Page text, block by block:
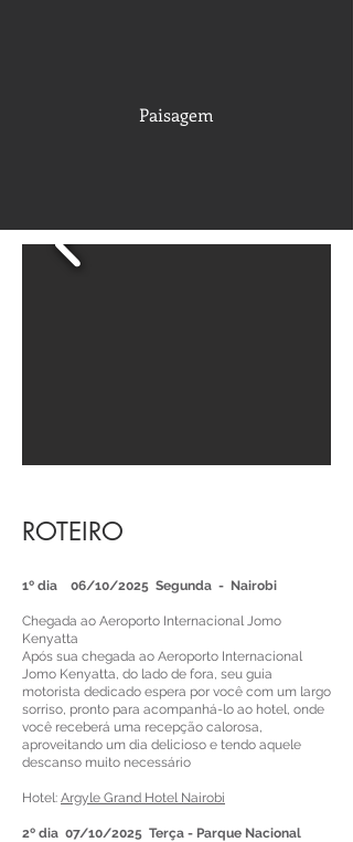
Paisagem
ROTEIRO
1º dia 06/10/2025 Segunda - Nairobi
Chegada ao Aeroporto Internacional Jomo
Kenyatta
Após sua chegada ao Aeroporto Internacional
Jomo Kenyatta, do lado de fora, seu guia
motorista dedicado espera por você com um largo
sorriso, pronto para acompanhá-lo ao hotel, onde
você receberá uma recepção calorosa,
aproveitando um dia delicioso e tendo aquele
descanso muito necessário
Hotel: Argyle Grand Hotel Nairobi
2º dia 07/10/2025 Terça - Parque Nacional